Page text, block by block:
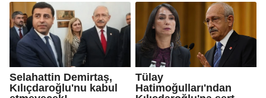
Selahattin Demirtaş,
Kılıçdaroğlu'nu kabul
Tülay
Hatimoğulları'ndan